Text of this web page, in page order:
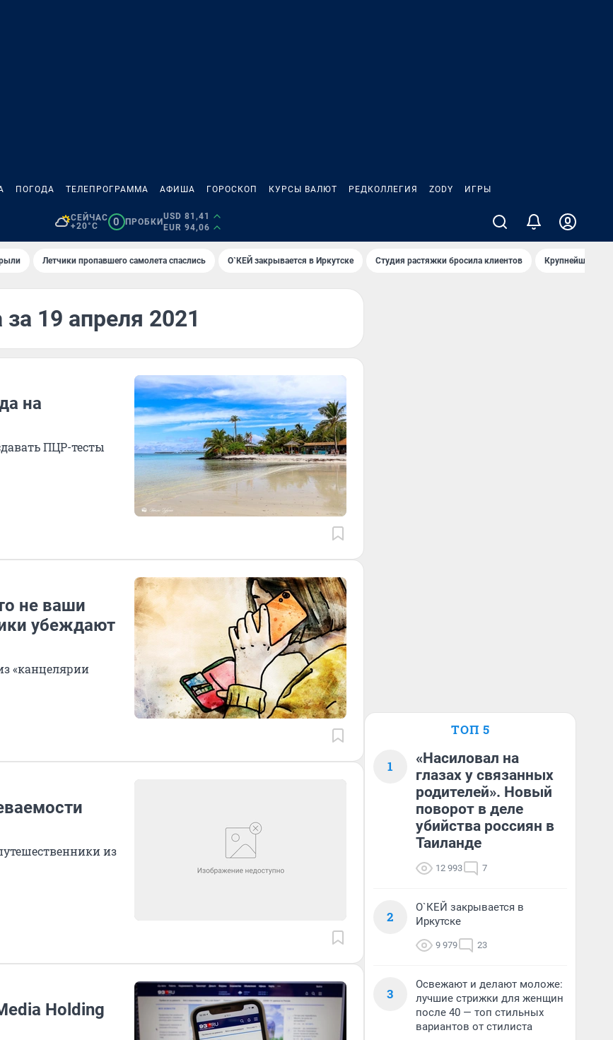
ПОГОДА ТЕЛЕПРОГРАММА АФИША ГОРОСКОП КУРСЫ ВАЛЮТ РЕДКОЛЛЕГИЯ ZODY ИГРЫ
СЕЙЧАС
+20°C
0 ПРОБКИ
USD 81,41
EUR 94,06
Летчики пропавшего самолета спаслись О`КЕЙ закрывается в Иркутске Студия растяжки бросила клиентов Крупнейшие
19 апреля 2021
на
ПЦР-тесты
не ваши
убеждают
«канцелярии
из
Holding
ТОП 5
1
«Насиловал на
глазах у связанных
родителей». Новый
поворот в деле
убийства россиян в
Таиланде
12 993 7
2
О`КЕЙ закрывается в
Иркутске
9 979 23
3
Освежают и делают моложе:
лучшие стрижки для женщин
после 40 — топ стильных
вариантов от стилиста